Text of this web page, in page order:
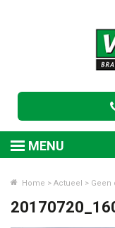
MENU
Home > Actueel > Geen